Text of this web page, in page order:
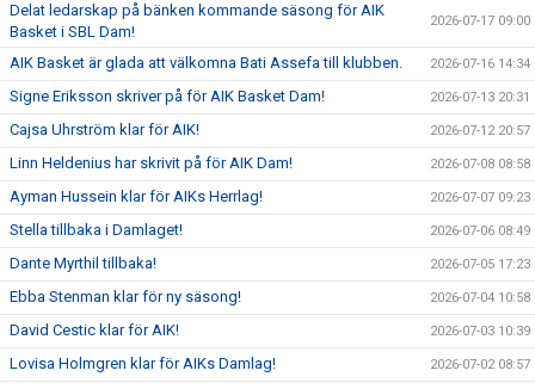
Delat ledarskap på bänken kommande säsong för AIK
Basket i SBL Dam!
2026-07-17 09:00
AIK Basket är glada att välkomna Bati Assefa till klubben. 2026-07-16 14:34
Signe Eriksson skriver på för AIK Basket Dam! 2026-07-13 20:31
Cajsa Uhrström klar för AIK! 2026-07-12 20:57
Linn Heldenius har skrivit på för AIK Dam! 2026-07-08 08:58
Ayman Hussein klar för AIKs Herrlag! 2026-07-07 09:23
Stella tillbaka i Damlaget! 2026-07-06 08:49
Dante Myrthil tillbaka! 2026-07-05 17:23
Ebba Stenman klar för ny säsong! 2026-07-04 10:58
David Cestic klar för AIK! 2026-07-03 10:39
Lovisa Holmgren klar för AIKs Damlag! 2026-07-02 08:57